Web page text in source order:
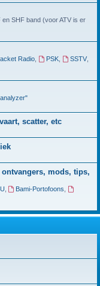
SHF band (voor ATV is er
Radio PSK SSTV
scatter, etc
mods, tips,
Bami-Portofoons